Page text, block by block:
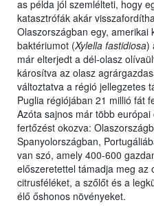
as példa jól szemlélteti, hogy
katasztrófák akár
Olaszországban egy, amerikai
baktériumot (Xylella fastidiosa)
már elterjedt a dél-olasz
károsítva az olasz
változtatva a régió jellegzetes
Puglia régiójában 21 millió fát
Azóta sajnos már több
fertőzést okozva:
Spanyolországban,
van szó, amely 400-600
előszeretettel támadja meg
citrusféléket, a szőlőt és a
élő őshonos növényeket.